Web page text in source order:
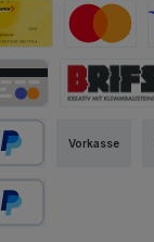
Vorkasse